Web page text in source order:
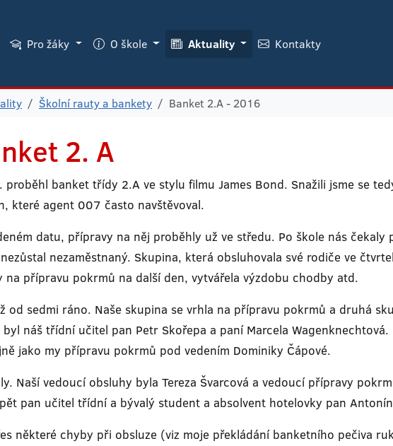
Pro žáky O škole Aktuality Kontakty
Školní rauty a bankety Banket 2.A - 2016
2. A
banket třídy 2.A ve stylu filmu James Bond. Snažili jsme se
které agent 007 často navštěvoval.
datu, přípravy na něj proběhly už ve středu. Po škole nás čekaly
nezaměstnaný. Skupina, která obsluhovala své rodiče ve
na přípravu pokrmů na další den, vytvářela výzdobu chodby atd.
od sedmi ráno. Naše skupina se vrhla na přípravu pokrmů a druhá
náš třídní učitel pan Petr Skořepa a paní Marcela
jako my přípravu pokrmů pod vedením Dominiky Čápové.
Naší vedoucí obsluhy byla Tereza Švarcová a vedoucí přípravy
pan učitel třídní a bývalý student a absolvent hotelovky pan
některé chyby při obsluze (viz moje překládání banketního pečiva